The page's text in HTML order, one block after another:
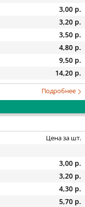
3,00 р.
3,20 р.
3,50 р.
4,80 р.
9,50 р.
14,20 р.
Подробнее
Цена за шт.
3,00 р.
3,20 р.
4,30 р.
5,70 р.